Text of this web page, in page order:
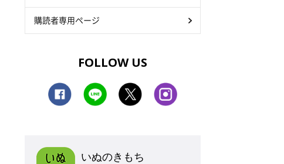
購読者専用ページ
FOLLOW US
いぬのきもち